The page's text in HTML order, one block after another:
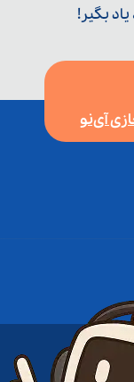
بگیر!
آی‌نو